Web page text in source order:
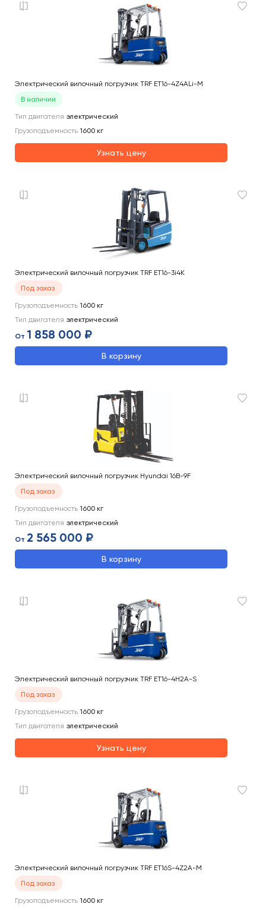
Электрический вилочный погрузчик TRF ET16-4Z4ALi-M
В наличии
Тип двигателя электрический
Грузоподъемность 1600 кг
Узнать цену
Электрический вилочный погрузчик TRF ET16-3i4K
Под заказ
Грузоподъемность 1600 кг
Тип двигателя электрический
От 1 858 000 ₽
В корзину
Электрический вилочный погрузчик Hyundai 16B-9F
Под заказ
Грузоподъемность 1600 кг
Тип двигателя электрический
От 2 565 000 ₽
В корзину
Электрический вилочный погрузчик TRF ET16-4H2A-S
Под заказ
Грузоподъемность 1600 кг
Тип двигателя электрический
Узнать цену
Электрический вилочный погрузчик TRF ET16S-4Z2A-M
Под заказ
Грузоподъемность 1600 кг